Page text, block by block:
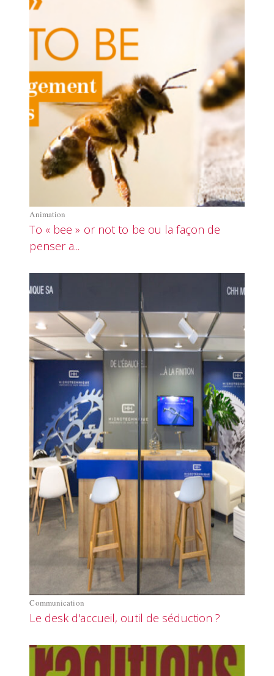
Animation
To « bee » or not to be ou la façon de
penser a...
Communication
Le desk d'accueil, outil de séduction ?